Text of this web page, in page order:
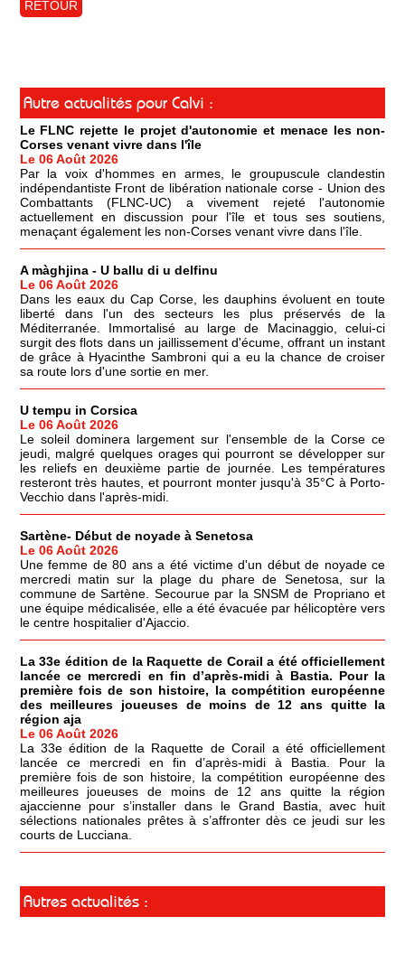
RETOUR
Autre actualités pour Calvi :
Le FLNC rejette le projet d'autonomie et menace les non-
Corses venant vivre dans l'île
Le 06 Août 2026
Par la voix d'hommes en armes, le groupuscule clandestin
indépendantiste Front de libération nationale corse - Union des
Combattants (FLNC-UC) a vivement rejeté l'autonomie
actuellement en discussion pour l'île et tous ses soutiens,
menaçant également les non-Corses venant vivre dans l'île.
A màghjina - U ballu di u delfinu
Le 06 Août 2026
Dans les eaux du Cap Corse, les dauphins évoluent en toute
liberté dans l'un des secteurs les plus préservés de la
Méditerranée. Immortalisé au large de Macinaggio, celui-ci
surgit des flots dans un jaillissement d'écume, offrant un instant
de grâce à Hyacinthe Sambroni qui a eu la chance de croiser
sa route lors d'une sortie en mer.
U tempu in Corsica
Le 06 Août 2026
Le soleil dominera largement sur l'ensemble de la Corse ce
jeudi, malgré quelques orages qui pourront se développer sur
les reliefs en deuxième partie de journée. Les températures
resteront très hautes, et pourront monter jusqu'à 35°C à Porto-
Vecchio dans l'après-midi.
Sartène- Début de noyade à Senetosa
Le 06 Août 2026
Une femme de 80 ans a été victime d'un début de noyade ce
mercredi matin sur la plage du phare de Senetosa, sur la
commune de Sartène. Secourue par la SNSM de Propriano et
une équipe médicalisée, elle a été évacuée par hélicoptère vers
le centre hospitalier d'Ajaccio.
La 33e édition de la Raquette de Corail a été officiellement
lancée ce mercredi en fin d’après-midi à Bastia. Pour la
première fois de son histoire, la compétition européenne
des meilleures joueuses de moins de 12 ans quitte la
région aja
Le 06 Août 2026
La 33e édition de la Raquette de Corail a été officiellement
lancée ce mercredi en fin d’après-midi à Bastia. Pour la
première fois de son histoire, la compétition européenne des
meilleures joueuses de moins de 12 ans quitte la région
ajaccienne pour s’installer dans le Grand Bastia, avec huit
sélections nationales prêtes à s’affronter dès ce jeudi sur les
courts de Lucciana.
Autres actualités :